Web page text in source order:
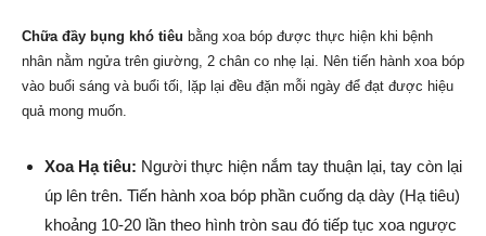
Chữa đầy bụng khó tiêu bằng xoa bóp được thực hiện khi bệnh
nhân nằm ngửa trên giường, 2 chân co nhẹ lại. Nên tiến hành xoa bóp
vào buổi sáng và buổi tối, lặp lại đều đặn mỗi ngày để đạt được hiệu
quả mong muốn.
Xoa Hạ tiêu: Người thực hiện nắm tay thuận lại, tay còn lại
úp lên trên. Tiến hành xoa bóp phần cuống dạ dày (Hạ tiêu)
khoảng 10-20 lần theo hình tròn sau đó tiếp tục xoa ngược